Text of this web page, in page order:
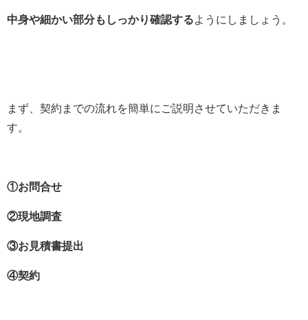
中身や細かい部分もしっかり確認するようにしましょう。
まず、契約までの流れを簡単にご説明させていただきま
す。
①お問合せ
②現地調査
③お見積書提出
④契約